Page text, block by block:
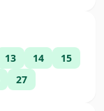
13 14
15
27